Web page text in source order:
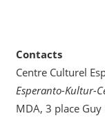
Contacts
Centre Culturel
Esperanto-Kultur-
MDA, 3 place Guy